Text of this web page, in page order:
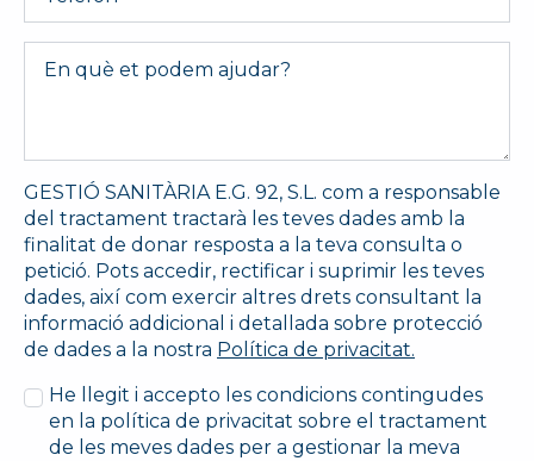
Message
GESTIÓ SANITÀRIA E.G. 92, S.L. com a responsable
del tractament tractarà les teves dades amb la
finalitat de donar resposta a la teva consulta o
petició. Pots accedir, rectificar i suprimir les teves
dades, així com exercir altres drets consultant la
informació addicional i detallada sobre protecció
de dades a la nostra Política de privacitat.
He llegit i accepto les condicions contingudes
en la política de privacitat sobre el tractament
de les meves dades per a gestionar la meva